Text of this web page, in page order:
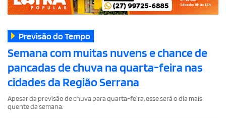
Previsão do Tempo
Semana com muitas nuvens e chance de
pancadas de chuva na quarta-feira nas
cidades da Região Serrana
Apesar da previsão de chuva para quarta-feira, esse será o dia mais
quente da semana.